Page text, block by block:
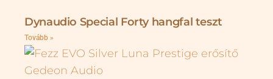
Dynaudio Special Forty hangfal teszt
Tovább »